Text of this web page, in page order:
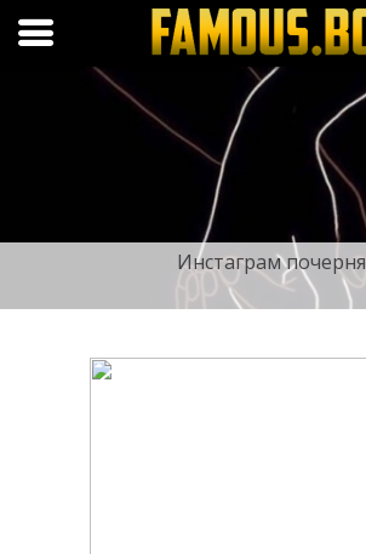
Folk.bg
Инстаграм почерня